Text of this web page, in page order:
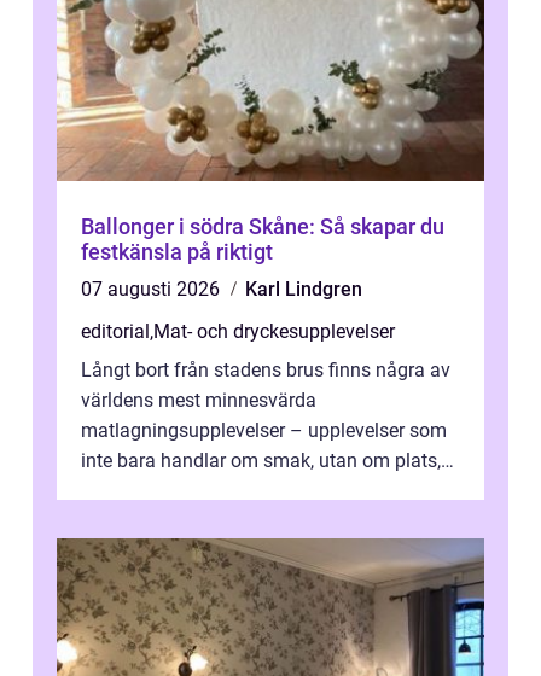
Ballonger i södra Skåne: Så skapar du
festkänsla på riktigt
07 augusti 2026
Karl Lindgren
editorial ,Mat- och dryckesupplevelser
Långt bort från stadens brus finns några av
världens mest minnesvärda
matlagningsupplevelser – upplevelser som
inte bara handlar om smak, utan om plats,